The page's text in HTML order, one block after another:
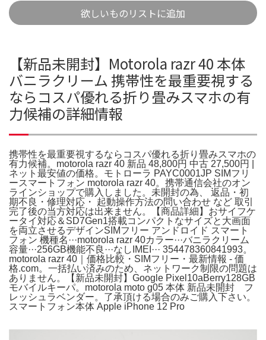
欲しいものリストに追加
【新品未開封】Motorola razr 40 本体
バニラクリーム 携帯性を最重要視する
ならコスパ優れる折り畳みスマホの有
力候補の詳細情報
携帯性を最重要視するならコスパ優れる折り畳みスマホの
有力候補。motorola razr 40 新品 48,800円 中古 27,500円 |
ネット最安値の価格。モトローラ PAYC0001JP SIMフリ
ースマートフォン motorola razr 40。携帯通信会社のオン
ラインショップで購入しました。未開封の為、 返品・初
期不良・修理対応・ 起動操作方法の問い合わせ など 取引
完了後の当方対応は出来ません。【商品詳細】おサイフケ
ータイ対応＆SD7Gen1搭載コンパクトなサイズと大画面
を両立させるデザインSIMフリー アンドロイド スマート
フォン 機種名···motorola razr 40カラー···バニラクリーム
容量···256GB機能不良···なしIMEI··· 354478360841993。
motorola razr 40｜価格比較・SIMフリー・最新情報 - 価
格.com。一括払い済みのため、ネットワーク制限の問題は
ありません。【新品未開封】Google Pixel10aBerry128GB
モバイルキーパ。motorola moto g05 本体 新品未開封 フ
レッシュラベンダー。了承頂ける場合のみご購入下さい。
スマートフォン本体 Apple iPhone 12 Pro